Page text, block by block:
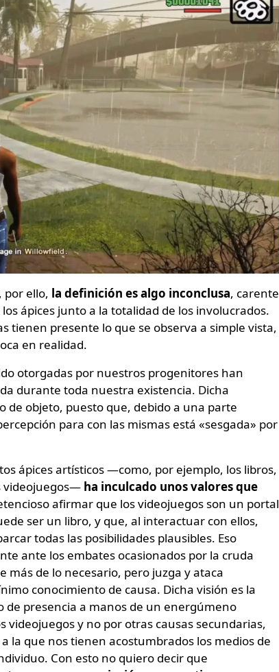
por ello, la definición es algo inconclusa, carente
ápices junto a la totalidad de los involucrados.
tienen presente lo que se observa a simple vista,
en realidad.
otorgadas por nuestros progenitores han
durante toda nuestra existencia. Dicha
de objeto, puesto que, debido a una parte
para con las mismas está «sesgada» por
ápices artísticos —como, por ejemplo, los libros,
videojuegos— ha inculcado unos valores que
afirmar que los videojuegos son un portal
ser un libro, y que, al interactuar con ellos,
todas las posibilidades plausibles. Eso
ante los embates ocasionados por la cruda
más de lo necesario, pero juzga y ataca
conocimiento de causa. Dicha visión es la
de presencia a manos de un energúmeno
videojuegos y no por otras causas secundarias,
la que nos tienen acostumbrados los medios de
Con esto no quiero decir que